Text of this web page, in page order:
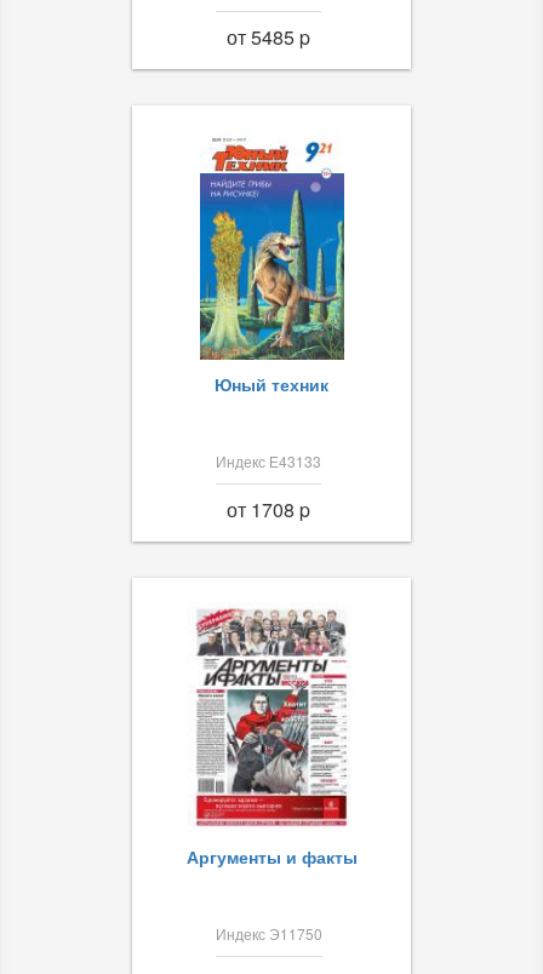
от 5485 p
Юный техник
Индекс Е43133
от 1708 p
Аргументы и факты
Индекс Э11750